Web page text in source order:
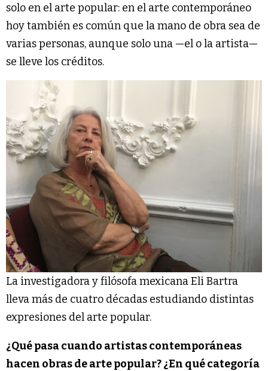
solo en el arte popular: en el arte contemporáneo
hoy también es común que la mano de obra sea de
varias personas, aunque solo una —el o la artista—
se lleve los créditos.
La investigadora y filósofa mexicana Eli Bartra
lleva más de cuatro décadas estudiando distintas
expresiones del arte popular.
¿Qué pasa cuando artistas contemporáneas
hacen obras de arte popular? ¿En qué categoría